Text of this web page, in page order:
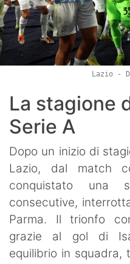
Lazio -
La stagione
Serie A
Dopo un inizio di
Lazio, dal match
conquistato una
consecutive,
Parma. Il trionfo
grazie al gol di
equilibrio in squadra,